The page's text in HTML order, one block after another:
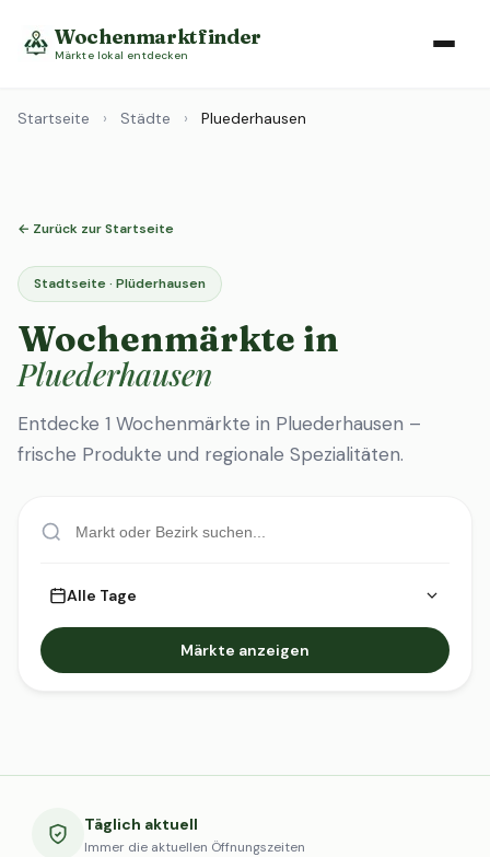
Wochenmarktfinder
Märkte lokal entdecken
Startseite › Städte › Pluederhausen
← Zurück zur Startseite
Stadtseite · Plüderhausen
Wochenmärkte in
Pluederhausen
Entdecke 1 Wochenmärkte in Pluederhausen –
frische Produkte und regionale Spezialitäten.
Alle Tage
Märkte anzeigen
Täglich aktuell
Immer die aktuellen Öffnungszeiten